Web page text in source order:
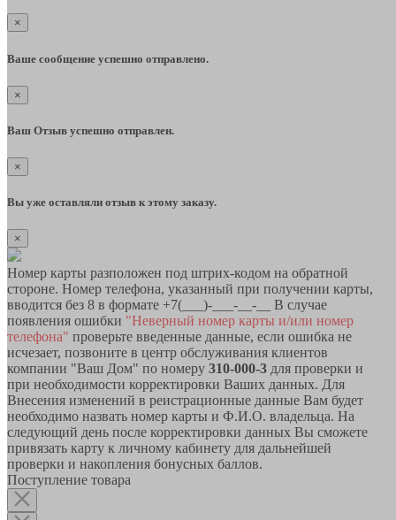
×
Ваше сообщение успешно отправлено.
×
Ваш Отзыв успешно отправлен.
×
Вы уже оставляли отзыв к этому заказу.
×
Номер карты разположен под штрих-кодом на обратной
стороне. Номер телефона, указанный при получении карты,
вводится без 8 в формате +7(___)-___-__-__ В случае
появления ошибки "Неверный номер карты и/или номер
телефона" проверьте введенные данные, если ошибка не
исчезает, позвоните в центр обслуживания клиентов
компании "Ваш Дом" по номеру 310-000-3 для проверки и
при необходимости корректировки Ваших данных. Для
Внесения изменений в реистрационные данные Вам будет
необходимо назвать номер карты и Ф.И.О. владельца. На
следующий день после корректировки данных Вы сможете
привязать карту к личному кабинету для дальнейшей
проверки и накопления бонусных баллов.
Поступление товара